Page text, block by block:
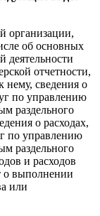
организации,
об основных
деятельности
отчетности,
нему, сведения о
по управлению
раздельного
о расходах,
по управлению
раздельного
и расходов
о выполнении
или